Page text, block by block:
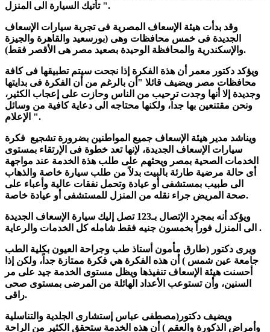
تأتيك السيارة الى المنزل ".
وقد بدأت هيئة الإسعاف المصرية فى تجربة سيارات الإسعاف
الجديدة فى خمس محافظات وهى (بورسعيد والقاهرة والجيزة
والإسكندرية والمحافظة الوحيدة بصعيد مصر هى الأقصر فقط).
ويؤكد دكتور معمر أن هذة الفكرة إذا نجحت سيتم تطبيقها فى كافة
محافظات مصر ويضيف قائلا "أن بالرغم من أن الفكرة فى بدايتها
وجديدة إلا أنها وجدت ترحيب من الناس وحازت على إعجاب الكثير،
ونحن مقتنعين بها جداً، ولكنها محتاجه الى دعاية كافية من وسائل
الإعلام ".
ويناشد مدير هيئة الإسعاف جميع المواطنين بضرورة تشجيع فكرة
سيارات الإسعاف الجديدة، لإنها تعد خطوة فى الإرتقاء بمستوى
الخدمات الصحية بمصر ويحثهم على طلب هذة الخدمة عند مواجهة
أى حالة مرضية طارئة بالبيت بدلاً من طلب سيارة خاصة والذهاب
الى طبيب بمستشفى أو عيادة وتحمل نفقات عالية وأعباء على
صحة المريض جراء نقله من المنزل للمستشفى أو عيادة خاصة.
ويؤكد أنه بمجرد الإتصال بـ123 تصل إليك سيارة الإسعاف الجديدة
الى المنزل فوراً بخمسون جنيه فقط شامله كل الخدمات والرعاية .
ويرى دكتور (طارق مأمون أستاذ طب وجراحة العيون بكلية الطب
جامعة عين شمس ) أن هذه الفكرة هي فكرة ممتازة جداً، ولكن إذا
أحسنت هيئة الإسعاف تنفيذها ويظل مستوى الخدمة جيد على مر
السنين، وأن تستوعب الأعداد الهائلة من المرضى بمستوى صحى
راقى.
ويضيف دكتور(مصطفى عباس إستشارى الجلدية والتناسلية
وأمراض الذكورة والعقم ) أن هذه الخدمة ستحقق الكثير من الراحة